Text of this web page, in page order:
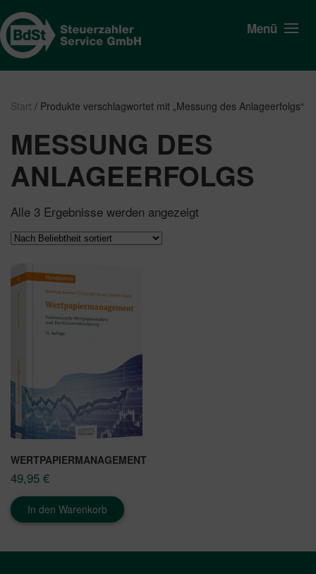
Menü
Start / Produkte verschlagwortet mit „Messung des Anlageerfolgs“
MESSUNG DES
ANLAGEERFOLGS
Alle 3 Ergebnisse werden angezeigt
WERTPAPIERMANAGEMENT
49,95 €
In den Warenkorb